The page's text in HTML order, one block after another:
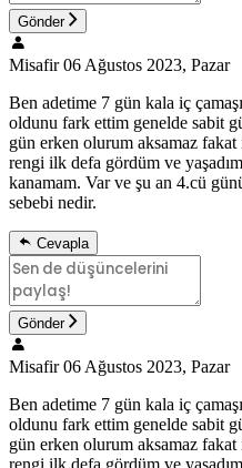
Gönder
Misafir 06 Ağustos 2023, Pazar
Ben adetime 7 gün kala iç
oldunu fark ettim genelde sabit
gün erken olurum aksamaz
rengi ilk defa gördüm ve yaşadım
kanamam. Var ve şu an 4.cü
sebebi nedir.
Cevapla
Gönder
Misafir 06 Ağustos 2023, Pazar
Ben adetime 7 gün kala iç
oldunu fark ettim genelde sabit
gün erken olurum aksamaz
rengi ilk defa gördüm ve yaşadım